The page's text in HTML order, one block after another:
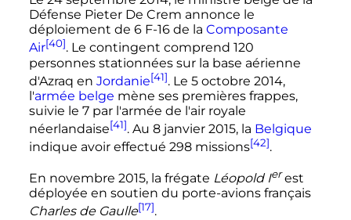
Défense Pieter De Crem annonce le
déploiement de 6 F-16 de la Composante
Air[40]. Le contingent comprend 120
personnes stationnées sur la base aérienne
d'Azraq en Jordanie[41]. Le 5 octobre 2014,
l'armée belge mène ses premières frappes,
suivie le 7 par l'armée de l'air royale
néerlandaise[41]. Au 8 janvier 2015, la Belgique
indique avoir effectué 298 missions[42].
En novembre 2015, la frégate Léopold Ierest
déployée en soutien du porte-avions français
Charles de Gaulle[17].